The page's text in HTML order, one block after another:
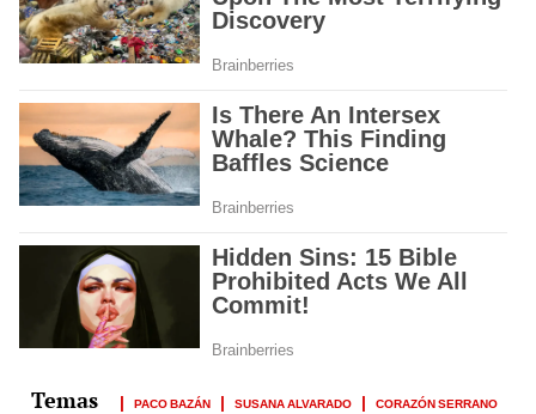
PACO BAZÁN SUSANA ALVARADO CORAZÓN SERRANO